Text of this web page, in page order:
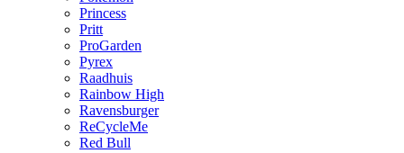
Princess
Pritt
ProGarden
Pyrex
Raadhuis
Rainbow High
Ravensburger
ReCycleMe
Red Bull